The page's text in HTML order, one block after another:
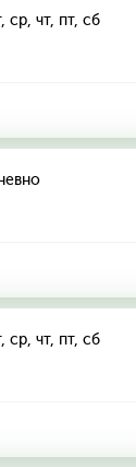
ср, чт, пт, сб
ср, чт, пт, сб